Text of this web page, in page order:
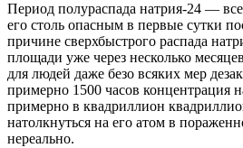
Период полураспада натрия-24 —
его столь опасным в первые сутки
причине сверхбыстрого распада
площади уже через несколько
для людей даже безо всяких мер
примерно 1500 часов концентрация
примерно в квадриллион
натолкнуться на его атом в
нереально.